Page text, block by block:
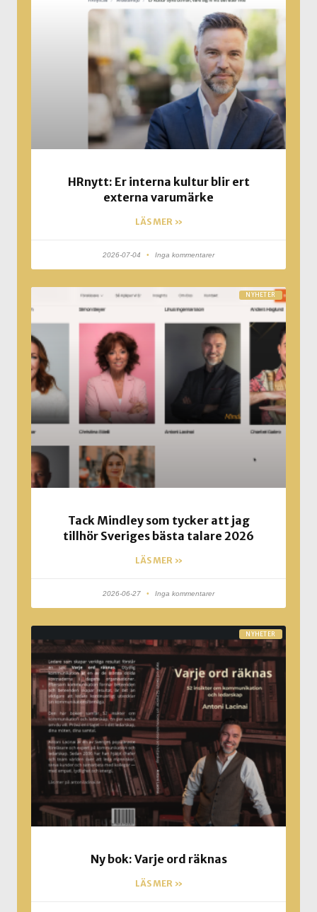
HRnytt: Er interna kultur blir ert
externa varumärke
LÄS MER »
2026-07-04 Inga kommentarer
NYHETER
Tack Mindley som tycker att jag
tillhör Sveriges bästa talare 2026
LÄS MER »
2026-06-27 Inga kommentarer
NYHETER
Ny bok: Varje ord räknas
LÄS MER »